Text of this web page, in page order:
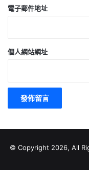
電子郵件地址
個人網站網址
© Copyright 2026, All